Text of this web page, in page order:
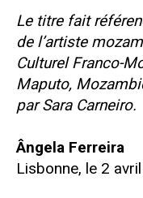
Le titre fait
de l’artiste
Culturel Franco-
Maputo,
par Sara Carneiro.
Ângela Ferreira
Lisbonne, le 2